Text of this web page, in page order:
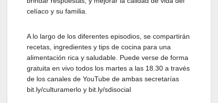
celíaco y su familia.
A lo largo de los diferentes episodios, se compartirán
recetas, ingredientes y tips de cocina para una
alimentación rica y saludable. Puede verse de forma
gratuita en vivo todos los martes a las 18.30 a través
de los canales de YouTube de ambas secretarías
bit.ly/culturamerlo y bit.ly/sdisocial